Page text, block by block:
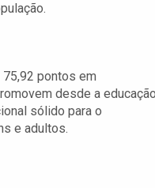
75,92 pontos em
desde a
sólido para o
e adultos.